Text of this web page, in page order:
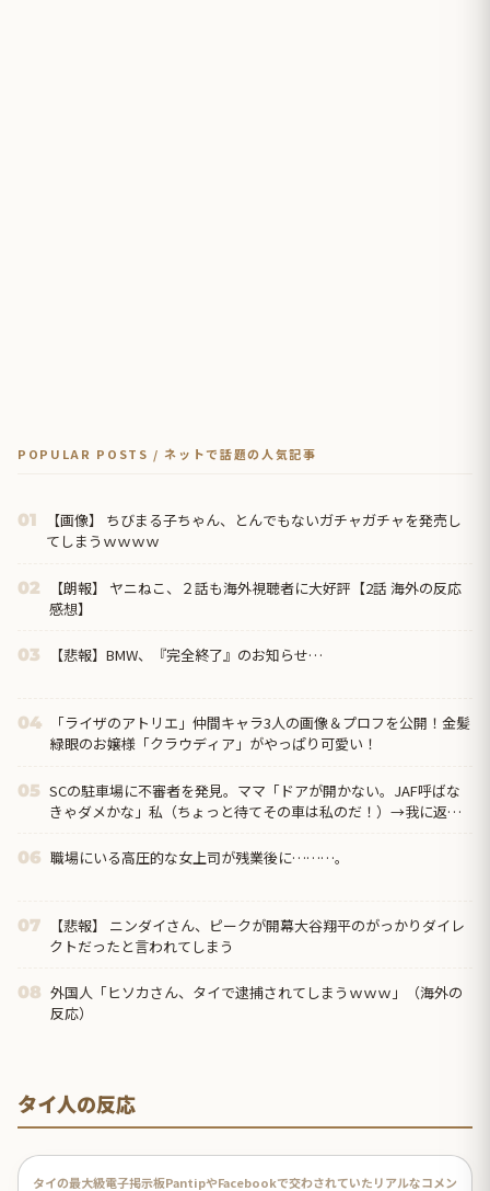
POPULAR POSTS / ネットで話題の人気記事
01
【画像】 ちびまる子ちゃん、とんでもないガチャガチャを発売し
てしまうｗｗｗｗ
02
【朗報】 ヤニねこ、２話も海外視聴者に大好評【2話 海外の反応
感想】
03 【悲報】BMW、『完全終了』のお知らせ…
04
「ライザのアトリエ」仲間キャラ3人の画像＆プロフを公開！金髪
緑眼のお嬢様「クラウディア」がやっぱり可愛い！
05 SCの駐車場に不審者を発見。ママ「ドアが開かない。JAF呼ばな
きゃダメかな」私（ちょっと待てその車は私のだ！）→我に返っ
06 職場にいる高圧的な女上司が残業後に………。
07
【悲報】 ニンダイさん、ピークが開幕大谷翔平のがっかりダイレ
クトだったと言われてしまう
08 外国人「ヒソカさん、タイで逮捕されてしまうｗｗｗ」（海外の
反応）
タイ人の反応
タイの最大級電子掲示板PantipやFacebookで交わされていたリアルなコメン